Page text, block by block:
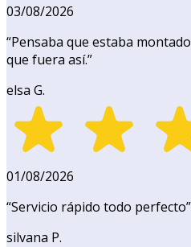
03/08/2026
“Pensaba que estaba
que fuera así.”
elsa G.
01/08/2026
“Servicio rápido todo perfecto”
silvana P.